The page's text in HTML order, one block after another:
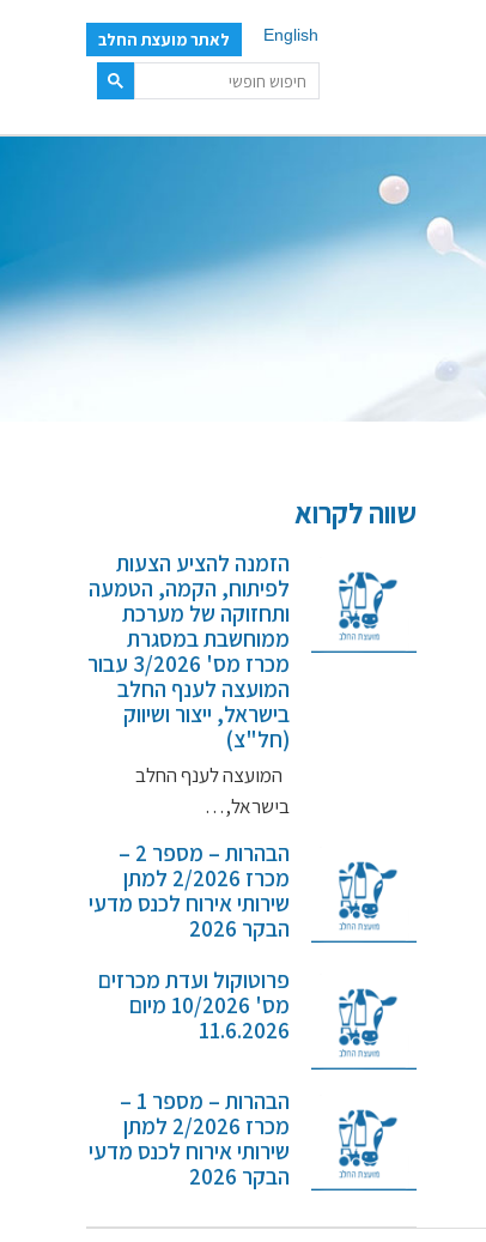
English לאתר מועצת החלב
שווה לקרוא
הזמנה להציע הצעות
לפיתוח, הקמה, הטמעה
ותחזוקה של מערכת
ממוחשבת במסגרת
מכרז מס' 3/2026 עבור
המועצה לענף החלב
בישראל, ייצור ושיווק
(חל"צ)
המועצה לענף החלב
בישראל,…
הבהרות – מספר 2 –
מכרז 2/2026 למתן
שירותי אירוח לכנס מדעי
הבקר 2026
פרוטוקול ועדת מכרזים
מס' 10/2026 מיום
11.6.2026
הבהרות – מספר 1 –
מכרז 2/2026 למתן
שירותי אירוח לכנס מדעי
הבקר 2026